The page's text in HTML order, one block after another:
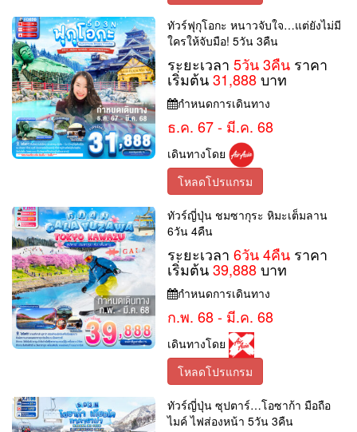
ทัวร์ฟุกุโอกะ หนาวจับใจ…แต่ยังไม่มี
ใครให้จับมือ! 5วัน 3คืน
ระยะเวลา5วัน 3คืน ราคา
เริ่มต้น31,888บาท
กำหนดการเดินทาง
ธ.ค. 67 - มี.ค. 68
เดินทางโดย
โหลดโปรแกรม
ทัวร์ญี่ปุ่น ชมซากุระ หิมะเต็มลาน
6วัน 4คืน
ระยะเวลา6วัน 4คืน ราคา
เริ่มต้น39,888บาท
กำหนดการเดินทาง
ก.พ. 68 - มี.ค. 68
เดินทางโดย
โหลดโปรแกรม
ทัวร์ญี่ปุ่น ซุปตาร์…โอซาก้า มือถือ
ไมค์ ไฟส่องหน้า 5วัน 3คืน